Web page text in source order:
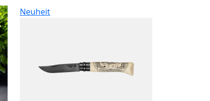
Neuheit